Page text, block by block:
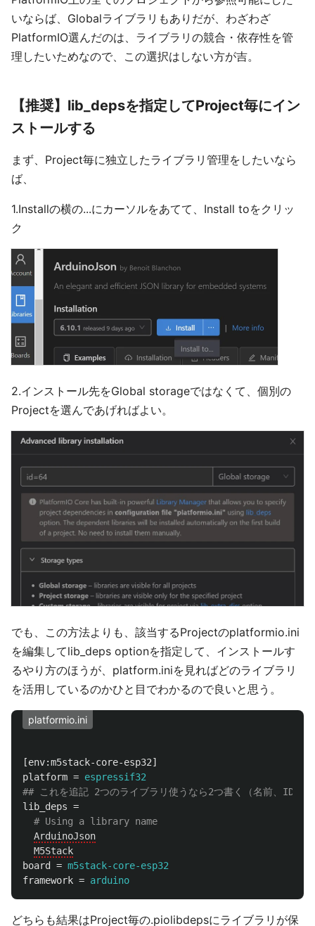
いならば、Globalライブラリもありだが、わざわざ
PlatformIO選んだのは、ライブラリの競合・依存性を管
理したいためなので、この選択はしない方が吉。
【推奨】lib_depsを指定してProject毎にイン
ストールする
まず、Project毎に独立したライブラリ管理をしたいなら
ば、
1.Installの横の...にカーソルをあてて、Install toをクリッ
ク
2.インストール先をGlobal storageではなくて、個別の
Projectを選んであげればよい。
でも、この方法よりも、該当するProjectのplatformio.ini
を編集してlib_deps optionを指定して、インストールす
るやり方のほうが、platform.iniを見ればどのライブラリ
を活用しているのかひと目でわかるので良いと思う。
platformio.ini
[env:m5stack-core-esp32]
platform = espressif32
lib_deps =
ArduinoJson
M5Stack
board
= m5stack-core-esp32
framework = arduino
どちらも結果はProject毎の.piolibdepsにライブラリが保